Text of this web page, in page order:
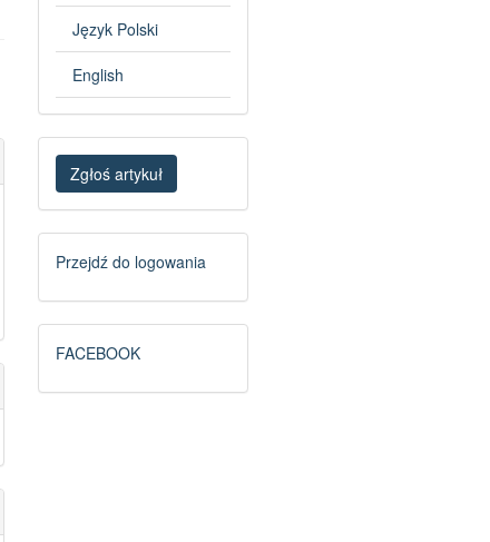
Język Polski
English
Zgłoś
artykuł
Zgłoś artykuł
Logowanie
Przejdź do logowania
FB
FACEBOOK